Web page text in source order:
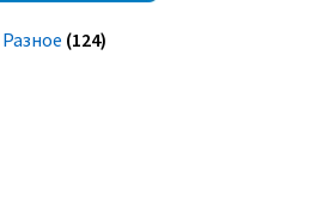
Разное (124)